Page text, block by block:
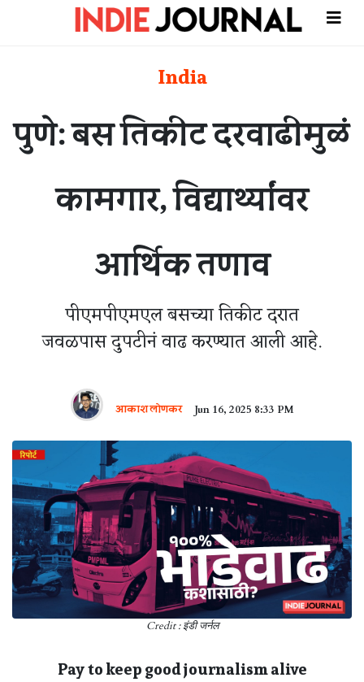
India
पुणे: बस तिकीट दरवाढीमुळं
कामगार, विद्यार्थ्यांवर
आर्थिक तणाव
पीएमपीएमएल बसच्या तिकीट दरात
जवळपास दुपटीनं वाढ करण्यात आली आहे.
आकाश लोणकर Jun 16, 2025 8:33 PM
Credit : इंडी जर्नल
Pay to keep good journalism alive